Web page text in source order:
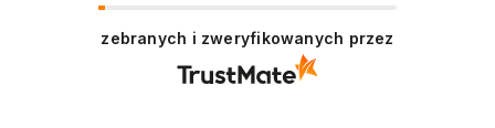
zebranych i zweryfikowanych przez